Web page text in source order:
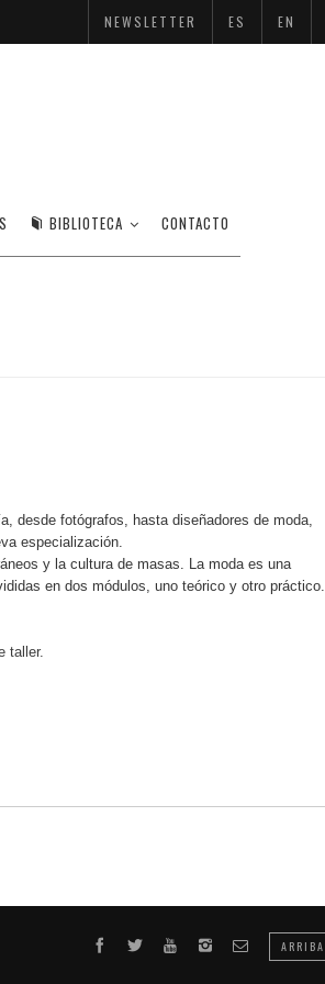
NEWSLETTER ES EN
BIBLIOTECA CONTACTO
desde fotógrafos, hasta diseñadores de moda,
especialización.
y la cultura de masas. La moda es una
en dos módulos, uno teórico y otro práctico.
taller.
ARRIBA